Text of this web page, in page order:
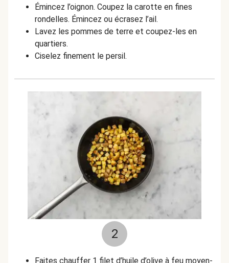
Émincez l’oignon. Coupez la carotte en fines
rondelles. Émincez ou écrasez l’ail.
Lavez les pommes de terre et coupez-les en
quartiers.
Ciselez finement le persil.
2
Faites chauffer 1 filet d’huile d’olive à feu moyen-